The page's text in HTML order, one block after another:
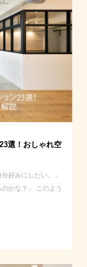
選！おしゃれ空
好みにしたい。」
」 このよう